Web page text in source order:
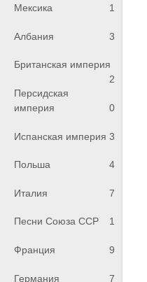
Мексика 1
Албания 3
Британская империя
2
Персидская
империя
0
Испанская империя 3
Польша 4
Италия 7
Песни Союза ССР 1
Франция 9
Германия 7